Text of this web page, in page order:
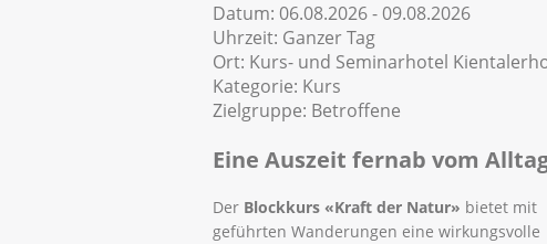
Datum: 06.08.2026 - 09.08.2026
Uhrzeit: Ganzer Tag
Ort: Kurs- und Seminarhotel
Kategorie: Kurs
Zielgruppe: Betroffene
Eine Auszeit fernab vom
Der Blockkurs «Kraft der Natur» bietet mit
geführten Wanderungen eine wirkungsvolle